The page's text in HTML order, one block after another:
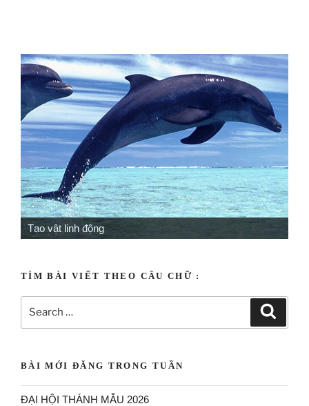
Tạo vật linh động
TÌM BÀI VIẾT THEO CÂU CHỮ :
BÀI MỚI ĐĂNG TRONG TUẦN
ĐẠI HỘI THÁNH MẪU 2026